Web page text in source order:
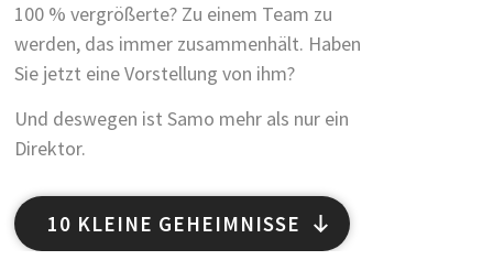
100 % vergrößerte? Zu einem Team zu
werden, das immer zusammenhält. Haben
Sie jetzt eine Vorstellung von ihm?
Und deswegen ist Samo mehr als nur ein
Direktor.
10 KLEINE GEHEIMNISSE